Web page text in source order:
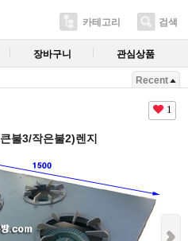
카테고리 검색
장바구니 관심상품
Recent
1
불3/작은불2)렌지